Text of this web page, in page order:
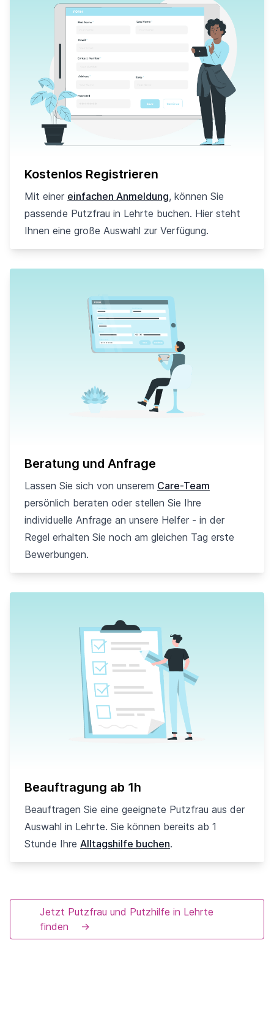
Kostenlos Registrieren
Mit einer einfachen Anmeldung, können Sie
passende Putzfrau in Lehrte buchen. Hier steht
Ihnen eine große Auswahl zur Verfügung.
Beratung und Anfrage
Lassen Sie sich von unserem Care-Team
persönlich beraten oder stellen Sie Ihre
individuelle Anfrage an unsere Helfer - in der
Regel erhalten Sie noch am gleichen Tag erste
Bewerbungen.
Beauftragung ab 1h
Beauftragen Sie eine geeignete Putzfrau aus der
Auswahl in Lehrte. Sie können bereits ab 1
Stunde Ihre Alltagshilfe buchen.
Jetzt Putzfrau und Putzhilfe in Lehrte
finden
→